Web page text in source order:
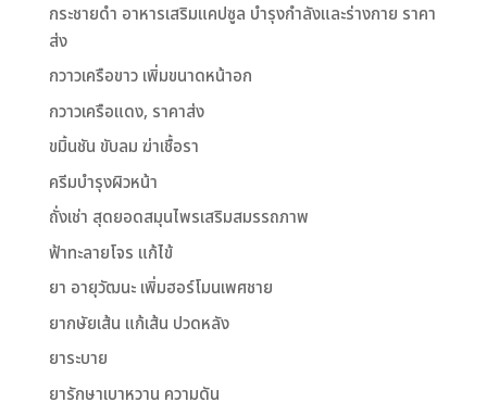
กระชายดำ อาหารเสริมแคปซูล บำรุงกำลังและร่างกาย ราคา
ส่ง
กวาวเครือขาว เพิ่มขนาดหน้าอก
กวาวเครือแดง, ราคาส่ง
ขมิ้นชัน ขับลม ฆ่าเชื้อรา
ครีมบำรุงผิวหน้า
ถั่งเช่า สุดยอดสมุนไพรเสริมสมรรถภาพ
ฟ้าทะลายโจร แก้ไข้
ยา อายุวัฒนะ เพิ่มฮอร์โมนเพศชาย
ยากษัยเส้น แก้เส้น ปวดหลัง
ยาระบาย
ยารักษาเบาหวาน ความดัน